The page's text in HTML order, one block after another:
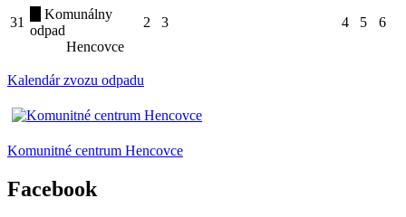
31
Komunálny
odpad
Hencovce
2 3 4 5 6
Kalendár zvozu odpadu
Komunitné centrum Hencovce
Facebook